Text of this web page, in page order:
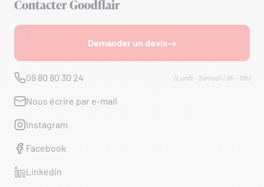
Contacter Goodflair
Demander un devis
09 80 80 30 24 (Lundi - Samedi / 9h - 19h)
Nous écrire par e-mail
Instagram
Facebook
Linkedin